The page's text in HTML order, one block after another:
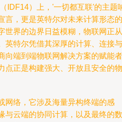
IDF14）上，'一切都互联'的主题
言，更是英特尔对未来计算形态的
世界的边界日益模糊，物联网正从
英特尔凭借其深厚的计算、连接与
向端到端物联网解决方案的赋能者
点正是构建强大、开放且安全的物
网络，它涉及海量异构终端的感
与云端的协同计算，以及最终的数